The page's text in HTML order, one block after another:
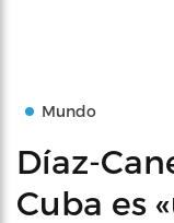
Mundo
Díaz-
Cuba es